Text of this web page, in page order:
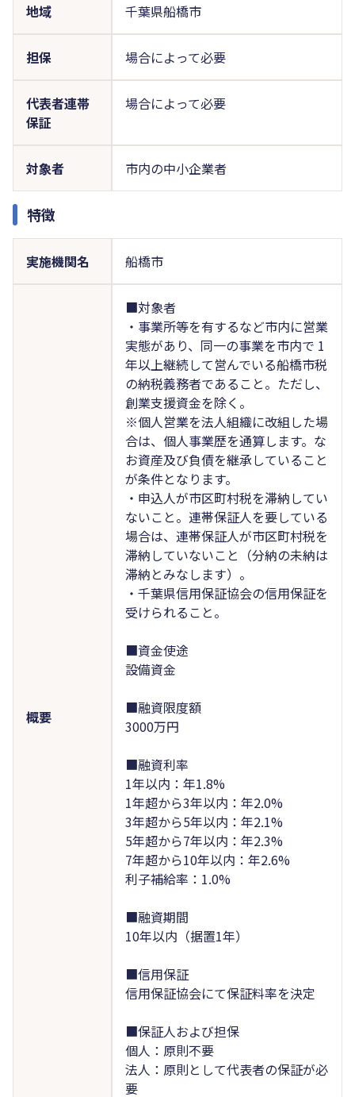
地域 千葉県船橋市
担保 場合によって必要
代表者連帯
保証
場合によって必要
対象者 市内の中小企業者
特徴
実施機関名 船橋市
概要
■対象者
・事業所等を有するなど市内に営業
実態があり、同一の事業を市内で 1
年以上継続して営んでいる船橋市税
の納税義務者であること。ただし、
創業支援資金を除く。
※個人営業を法人組織に改組した場
合は、個人事業歴を通算します。な
お資産及び負債を継承していること
が条件となります。
・申込人が市区町村税を滞納してい
ないこと。連帯保証人を要している
場合は、連帯保証人が市区町村税を
滞納していないこと（分納の未納は
滞納とみなします）。
・千葉県信用保証協会の信用保証を
受けられること。
■資金使途
設備資金
■融資限度額
3000万円
■融資利率
1年以内：年1.8%
1年超から3年以内：年2.0%
3年超から5年以内：年2.1%
5年超から7年以内：年2.3%
7年超から10年以内：年2.6%
利子補給率：1.0%
■融資期間
10年以内（据置1年）
■信用保証
信用保証協会にて保証料率を決定
■保証人および担保
個人：原則不要
法人：原則として代表者の保証が必
要